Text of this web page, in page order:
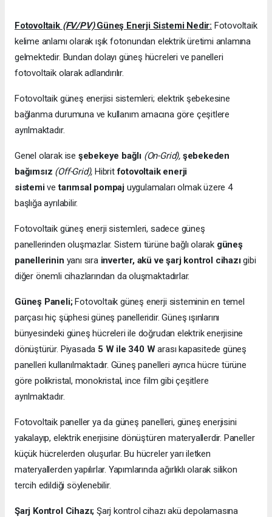
Fotovoltaik (FV/PV)Güneş Enerji Sistemi Nedir: Fotovoltaik
kelime anlamı olarak ışık fotonundan elektrik üretimi anlamına
gelmektedir. Bundan dolayı güneş hücreleri ve panelleri
fotovoltaik olarak adlandırılır.
Fotovoltaik güneş enerjisi sistemleri; elektrik şebekesine
bağlanma durumuna ve kullanım amacına göre çeşitlere
ayrılmaktadır.
Genel olarak ise şebekeye bağlı (On-Grid), şebekeden
bağımsız (Off-Grid), Hibritfotovoltaik enerji
sistemivetarımsal pompaj uygulamaları olmak üzere 4
başlığa ayrılabilir.
Fotovoltaik güneş enerji sistemleri, sadece güneş
panellerinden oluşmazlar. Sistem türüne bağlı olarak güneş
panellerinin yanı sıra inverter, akü ve şarj kontrol cihazıgibi
diğer önemli cihazlarından da oluşmaktadırlar.
Güneş Paneli;Fotovoltaik güneş enerji sisteminin en temel
parçası hiç şüphesi güneş panelleridir. Güneş ışınlarını
bünyesindeki güneş hücreleri ile doğrudan elektrik enerjisine
dönüştürür. Piyasada 5 W ile 340 Warası kapasitede güneş
panelleri kullanılmaktadır. Güneş panelleri ayrıca hücre türüne
göre polikristal, monokristal, ince film gibi çeşitlere
ayrılmaktadır.
Fotovoltaik paneller ya da güneş panelleri, güneş enerjisini
yakalayıp, elektrik enerjisine dönüştüren materyallerdir. Paneller
küçük hücrelerden oluşurlar. Bu hücreler yarı iletken
materyallerden yapılırlar. Yapımlarında ağırlıklı olarak silikon
tercih edildiği söylenebilir.
Şarj Kontrol Cihazı; Şarj kontrol cihazı akü depolamasına